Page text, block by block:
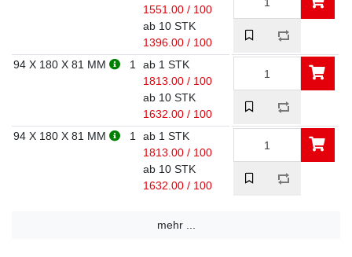
1551.00 / 100
ab 10 STK
1396.00 / 100
94 X 180 X 81 MM
1
ab 1 STK
1813.00 / 100
ab 10 STK
1632.00 / 100
94 X 180 X 81 MM
1
ab 1 STK
1813.00 / 100
ab 10 STK
1632.00 / 100
mehr ...